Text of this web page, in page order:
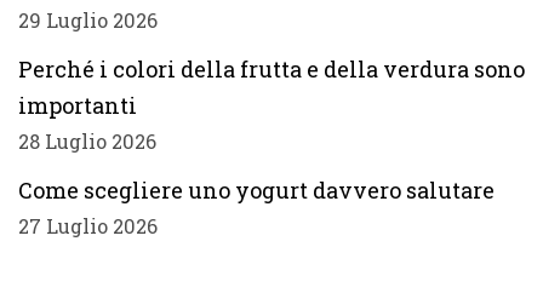
29 Luglio 2026
Perché i colori della frutta e della verdura sono
importanti
28 Luglio 2026
Come scegliere uno yogurt davvero salutare
27 Luglio 2026